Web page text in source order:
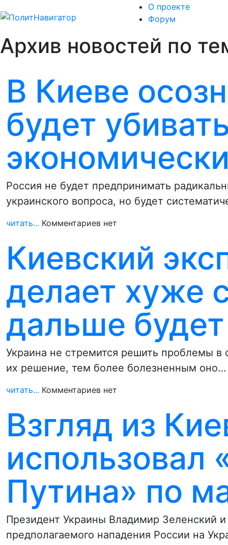
О проекте
Форум
Архив новостей по
В Киеве
будет
Россия не будет предпринимать
украинского вопроса, но будет
читать... Комментариев нет
Киевский
делает хуже
дальше
Украина не стремится решить проблемы в
их решение, тем более болезненным оно…
читать... Комментариев нет
Взгляд из
использовал
Путина» по
Президент Украины Владимир Зеленский
предполагаемого нападения России на